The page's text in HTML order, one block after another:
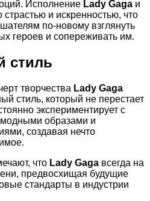
Исполнение Lady Gaga и
и искренностью, что
по-новому взглянуть
героев и сопереживать им.
стиль
творчества Lady Gaga
стиль, который не перестает
экспериментирует с
образами и
создавая нечто
что Lady Gaga всегда на
предвосхищая будущие
стандарты в индустрии